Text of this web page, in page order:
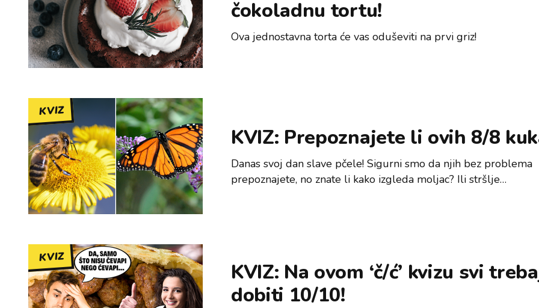
čokoladnu tortu!
Ova jednostavna torta će vas oduševiti na prvi griz!
KVIZ
KVIZ: Prepoznajete li ovih 8/8
Danas svoj dan slave pčele! Sigurni smo da njih bez problema
prepoznajete, no znate li kako izgleda moljac? Ili stršlje…
KVIZ
KVIZ: Na ovom ‘č/ć’ kvizu svi
dobiti 10/10!